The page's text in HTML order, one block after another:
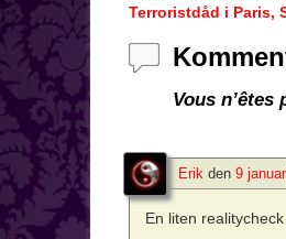
Terroristdåd i Paris,
Vous n’êtes
Erik den 9
En liten realitycheck